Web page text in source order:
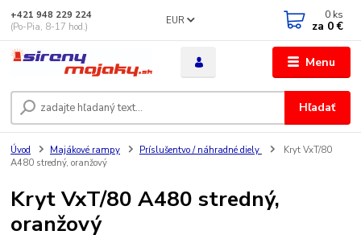
Menu
EUR
Hľadať
+421 948 229 224
(Po-Pia, 8-17 hod.)
0 ks
za 0 €
Úvod Majákové rampy Príslušentvo / náhradné diely
Kryt VxT/80
A480 stredný, oranžový
Kryt VxT/80 A480 stredný,
oranžový